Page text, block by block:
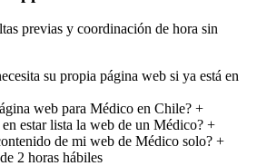
previas y coordinación de hora sin
su propia página web si ya está en
web para Médico en Chile? +
estar lista la web de un Médico? +
de mi web de Médico solo? +
2 horas hábiles